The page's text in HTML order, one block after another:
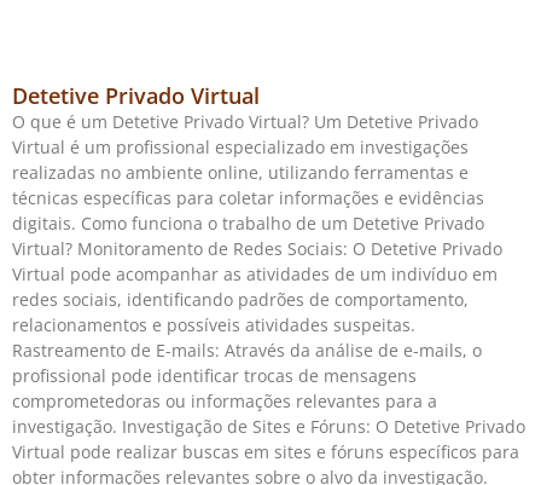
Detetive Privado Virtual
O que é um Detetive Privado Virtual? Um Detetive Privado
Virtual é um profissional especializado em investigações
realizadas no ambiente online, utilizando ferramentas e
técnicas específicas para coletar informações e evidências
digitais. Como funciona o trabalho de um Detetive Privado
Virtual? Monitoramento de Redes Sociais: O Detetive Privado
Virtual pode acompanhar as atividades de um indivíduo em
redes sociais, identificando padrões de comportamento,
relacionamentos e possíveis atividades suspeitas.
Rastreamento de E-mails: Através da análise de e-mails, o
profissional pode identificar trocas de mensagens
comprometedoras ou informações relevantes para a
investigação. Investigação de Sites e Fóruns: O Detetive Privado
Virtual pode realizar buscas em sites e fóruns específicos para
obter informações relevantes sobre o alvo da investigação.